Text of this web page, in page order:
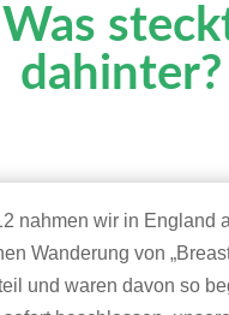
Was
dahinter?
nahmen wir in England
Wanderung von
und waren davon so